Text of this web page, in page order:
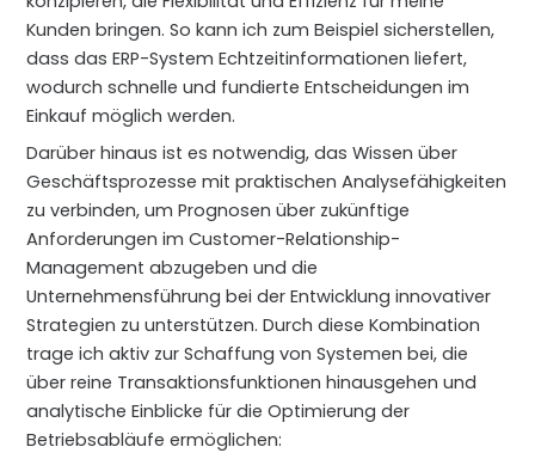
Kunden bringen. So kann ich zum Beispiel sicherstellen,
dass das ERP-System Echtzeitinformationen liefert,
wodurch schnelle und fundierte Entscheidungen im
Einkauf möglich werden.
Darüber hinaus ist es notwendig, das Wissen über
Geschäftsprozesse mit praktischen Analysefähigkeiten
zu verbinden, um Prognosen über zukünftige
Anforderungen im Customer-Relationship-
Management abzugeben und die
Unternehmensführung bei der Entwicklung innovativer
Strategien zu unterstützen. Durch diese Kombination
trage ich aktiv zur Schaffung von Systemen bei, die
über reine Transaktionsfunktionen hinausgehen und
analytische Einblicke für die Optimierung der
Betriebsabläufe ermöglichen: